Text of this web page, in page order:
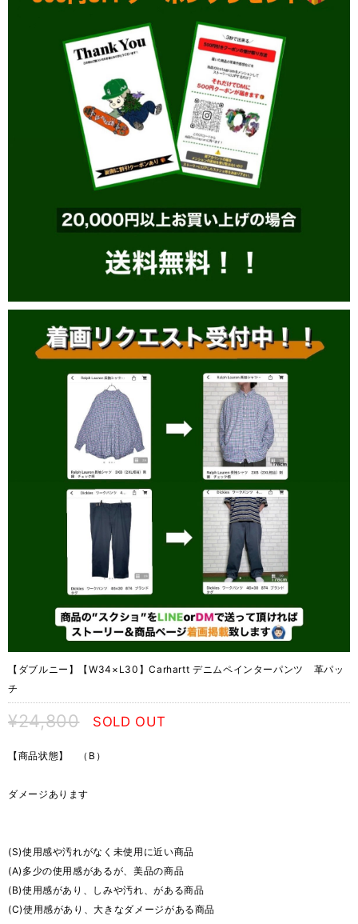
【ダブルニー】【W34×L30】Carhartt デニムペインターパンツ 革パッ
チ
¥24,800 SOLD OUT
【商品状態】 （B）
ダメージあります
(S)使用感や汚れがなく未使用に近い商品
(A)多少の使用感があるが、美品の商品
(B)使用感があり、しみや汚れ、がある商品
(C)使用感があり、大きなダメージがある商品